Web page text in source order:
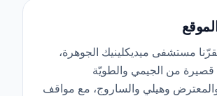
مستشفى ميديكلينيك الجوهرة،
من الجيمي والطويّة
وهيلي والساروج، مع مواقف